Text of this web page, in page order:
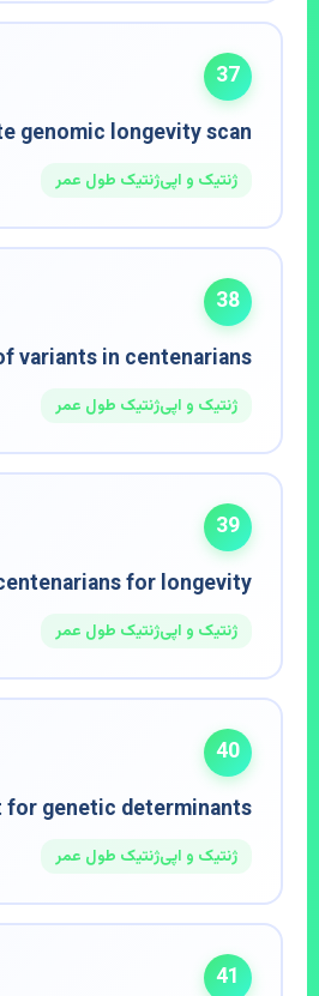
37
genomic longevity scan
ژنتیک و اپی‌ژنتیک طول عمر
38
variants in centenarians
ژنتیک و اپی‌ژنتیک طول عمر
39
for longevity
ژنتیک و اپی‌ژنتیک طول عمر
40
for genetic determinants
ژنتیک و اپی‌ژنتیک طول عمر
41